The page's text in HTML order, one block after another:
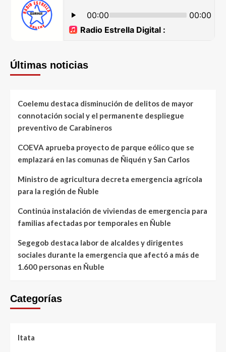
Últimas noticias
Coelemu destaca disminución de delitos de mayor
connotación social y el permanente despliegue
preventivo de Carabineros
COEVA aprueba proyecto de parque eólico que se
emplazará en las comunas de Ñiquén y San Carlos
Ministro de agricultura decreta emergencia agrícola
para la región de Ñuble
Continúa instalación de viviendas de emergencia para
familias afectadas por temporales en Ñuble
Segegob destaca labor de alcaldes y dirigentes
sociales durante la emergencia que afectó a más de
1.600 personas en Ñuble
Categorías
Itata